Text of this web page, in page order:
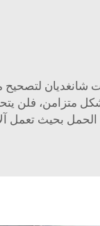
شانغديان لتصحيح
متزامن، فلن
الحمل بحيث تعمل